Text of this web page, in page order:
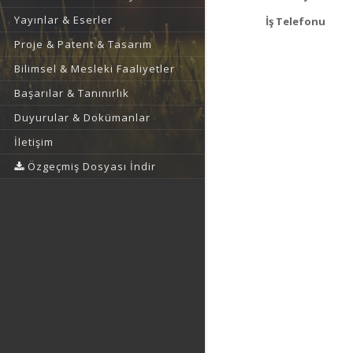
Yayınlar & Eserler
Proje & Patent & Tasarım
Bilimsel & Mesleki Faaliyetler
Başarılar & Tanınırlık
Duyurular & Dokümanlar
İletişim
Özgeçmiş Dosyası İndir
İş Telefonu